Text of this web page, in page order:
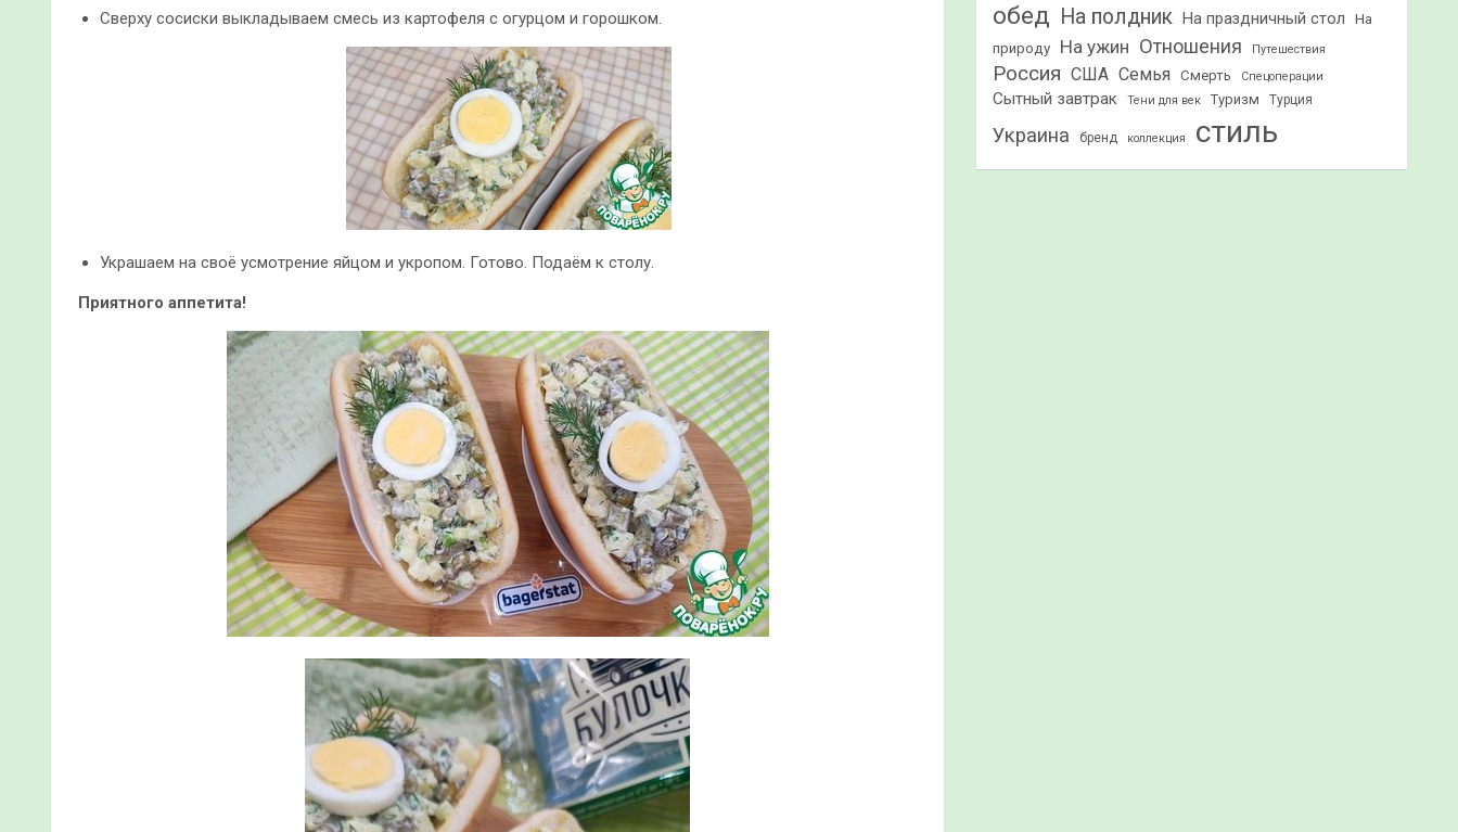
Сверху сосиски выкладываем смесь из картофеля с огурцом и горошком.
Украшаем на своё усмотрение яйцом и укропом. Готово. Подаëм к столу.
Приятного аппетита!
обед На полдник На праздничный стол
На
природу
На ужин Отношения Путешествия
Россия США Семья Смерть Спецоперации
Сытный завтрак Тени для век Туризм Турция
Украина бренд коллекция стиль